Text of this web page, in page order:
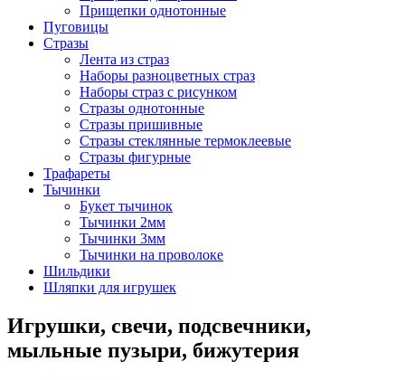
Прищепки однотонные
Пуговицы
Стразы
Лента из страз
Наборы разноцветных страз
Наборы страз с рисунком
Стразы однотонные
Стразы пришивные
Стразы стеклянные термоклеевые
Стразы фигурные
Трафареты
Тычинки
Букет тычинок
Тычинки 2мм
Тычинки 3мм
Тычинки на проволоке
Шильдики
Шляпки для игрушек
Игрушки, свечи, подсвечники,
мыльные пузыри, бижутерия